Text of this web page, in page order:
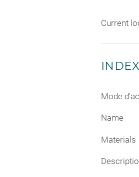
Current
INDEX
Mode
Name
Materials